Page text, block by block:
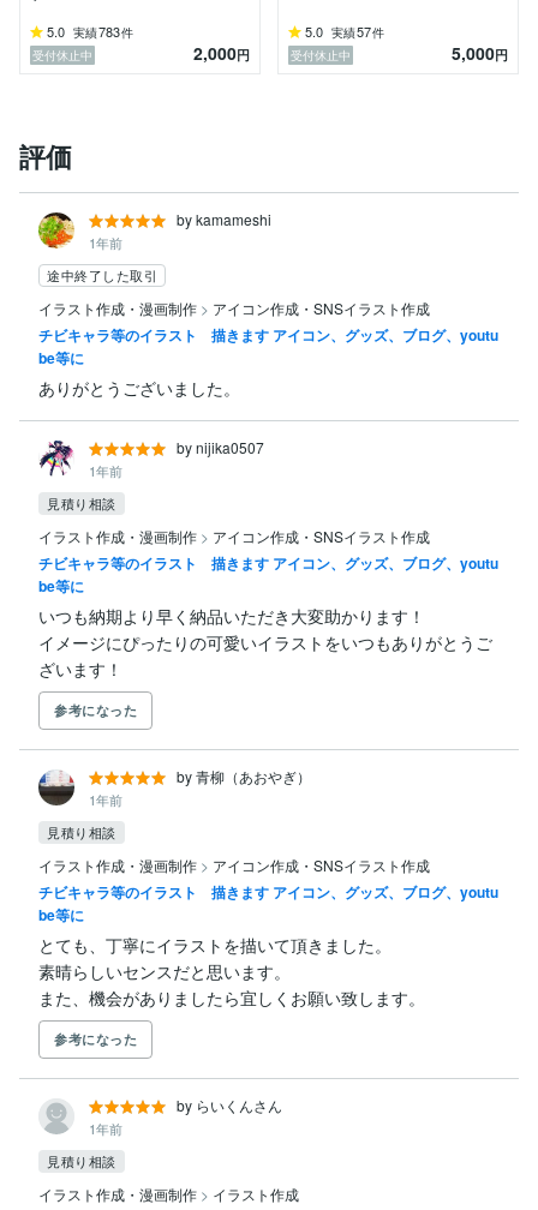
5.0 実績783件
受付休止中
2,000円
5.0 実績57件
受付休止中
5,000円
評価
by kamameshi
1年前
途中終了した取引
イラスト作成・漫画制作 > アイコン作成・SNSイラスト作成
チビキャラ等のイラスト 描きます アイコン、グッズ、ブログ、youtu
be等に
ありがとうございました。
by nijika0507
1年前
見積り相談
イラスト作成・漫画制作 > アイコン作成・SNSイラスト作成
チビキャラ等のイラスト 描きます アイコン、グッズ、ブログ、youtu
be等に
いつも納期より早く納品いただき大変助かります！
イメージにぴったりの可愛いイラストをいつもありがとうご
ざいます！
参考になった
by 青柳（あおやぎ）
1年前
見積り相談
イラスト作成・漫画制作 > アイコン作成・SNSイラスト作成
チビキャラ等のイラスト 描きます アイコン、グッズ、ブログ、youtu
be等に
とても、丁寧にイラストを描いて頂きました。
素晴らしいセンスだと思います。
また、機会がありましたら宜しくお願い致します。
参考になった
by らいくんさん
1年前
見積り相談
イラスト作成・漫画制作 > イラスト作成